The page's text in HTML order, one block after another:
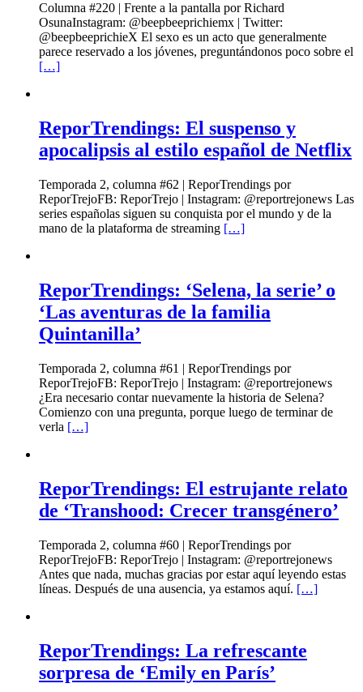
Columna #220 | Frente a la pantalla por Richard
OsunaInstagram: @beepbeeprichiemx | Twitter:
@beepbeeprichieX El sexo es un acto que generalmente
parece reservado a los jóvenes, preguntándonos poco sobre el
[…]
ReporTrendings: El suspenso y
apocalipsis al estilo español de Netflix
Temporada 2, columna #62 | ReporTrendings por
ReporTrejoFB: ReporTrejo | Instagram: @reportrejonews Las
series españolas siguen su conquista por el mundo y de la
mano de la plataforma de streaming […]
ReporTrendings: ‘Selena, la serie’ o
‘Las aventuras de la familia
Quintanilla’
Temporada 2, columna #61 | ReporTrendings por
ReporTrejoFB: ReporTrejo | Instagram: @reportrejonews
¿Era necesario contar nuevamente la historia de Selena?
Comienzo con una pregunta, porque luego de terminar de
verla […]
ReporTrendings: El estrujante relato
de ‘Transhood: Crecer transgénero’
Temporada 2, columna #60 | ReporTrendings por
ReporTrejoFB: ReporTrejo | Instagram: @reportrejonews
Antes que nada, muchas gracias por estar aquí leyendo estas
líneas. Después de una ausencia, ya estamos aquí. […]
ReporTrendings: La refrescante
sorpresa de ‘Emily en París’